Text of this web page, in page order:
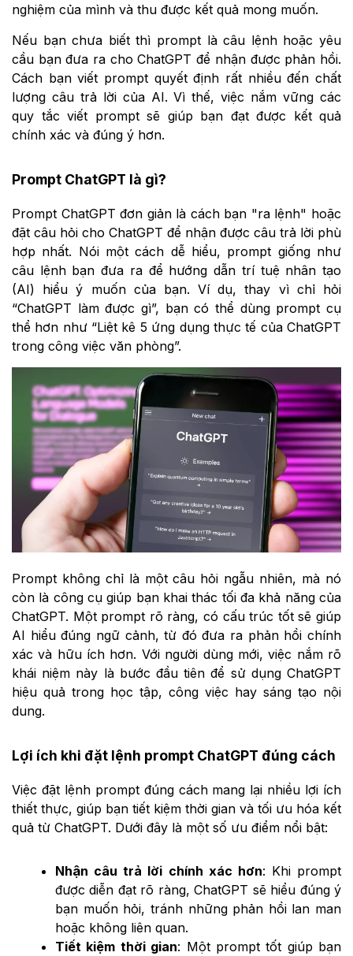
nghiệm của mình và thu được kết quả mong muốn.
Nếu bạn chưa biết thì prompt là câu lệnh hoặc yêu
cầu bạn đưa ra cho ChatGPT để nhận được phản hồi.
Cách bạn viết prompt quyết định rất nhiều đến chất
lượng câu trả lời của AI. Vì thế, việc nắm vững các
quy tắc viết prompt sẽ giúp bạn đạt được kết quả
chính xác và đúng ý hơn.
Prompt ChatGPT là gì?
Prompt ChatGPT đơn giản là cách bạn "ra lệnh" hoặc
đặt câu hỏi cho ChatGPT để nhận được câu trả lời phù
hợp nhất. Nói một cách dễ hiểu, prompt giống như
câu lệnh bạn đưa ra để hướng dẫn trí tuệ nhân tạo
(AI) hiểu ý muốn của bạn. Ví dụ, thay vì chỉ hỏi
“ChatGPT làm được gì”, bạn có thể dùng prompt cụ
thể hơn như “Liệt kê 5 ứng dụng thực tế của ChatGPT
trong công việc văn phòng”.
Prompt không chỉ là một câu hỏi ngẫu nhiên, mà nó
còn là công cụ giúp bạn khai thác tối đa khả năng của
ChatGPT. Một prompt rõ ràng, có cấu trúc tốt sẽ giúp
AI hiểu đúng ngữ cảnh, từ đó đưa ra phản hồi chính
xác và hữu ích hơn. Với người dùng mới, việc nắm rõ
khái niệm này là bước đầu tiên để sử dụng ChatGPT
hiệu quả trong học tập, công việc hay sáng tạo nội
dung.
Lợi ích khi đặt lệnh prompt ChatGPT đúng cách
Việc đặt lệnh prompt đúng cách mang lại nhiều lợi ích
thiết thực, giúp bạn tiết kiệm thời gian và tối ưu hóa kết
quả từ ChatGPT. Dưới đây là một số ưu điểm nổi bật:
Nhận câu trả lời chính xác hơn: Khi prompt
được diễn đạt rõ ràng, ChatGPT sẽ hiểu đúng ý
bạn muốn hỏi, tránh những phản hồi lan man
hoặc không liên quan.
Tiết kiệm thời gian: Một prompt tốt giúp bạn